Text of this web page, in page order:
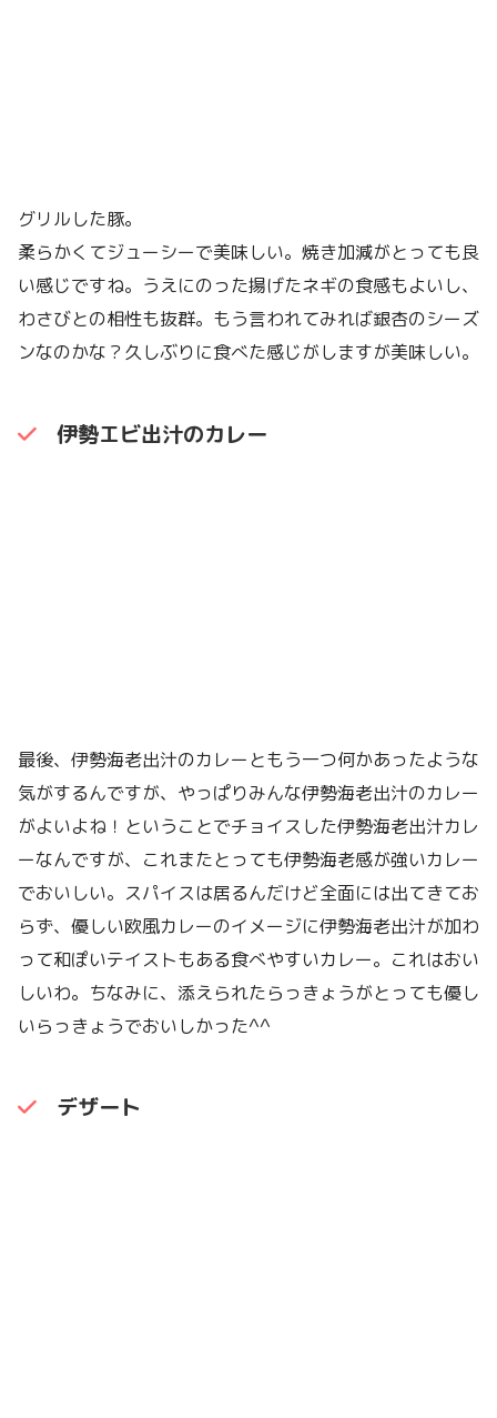
グリルした豚。
柔らかくてジューシーで美味しい。焼き加減がとっても良
い感じですね。うえにのった揚げたネギの食感もよいし、
わさびとの相性も抜群。もう言われてみれば銀杏のシーズ
ンなのかな？久しぶりに食べた感じがしますが美味しい。
伊勢エビ出汁のカレー
最後、伊勢海老出汁のカレーともう一つ何かあったような
気がするんですが、やっぱりみんな伊勢海老出汁のカレー
がよいよね！ということでチョイスした伊勢海老出汁カレ
ーなんですが、これまたとっても伊勢海老感が強いカレー
でおいしい。スパイスは居るんだけど全面には出てきてお
らず、優しい欧風カレーのイメージに伊勢海老出汁が加わ
って和ぽいテイストもある食べやすいカレー。これはおい
しいわ。ちなみに、添えられたらっきょうがとっても優し
いらっきょうでおいしかった^^
デザート